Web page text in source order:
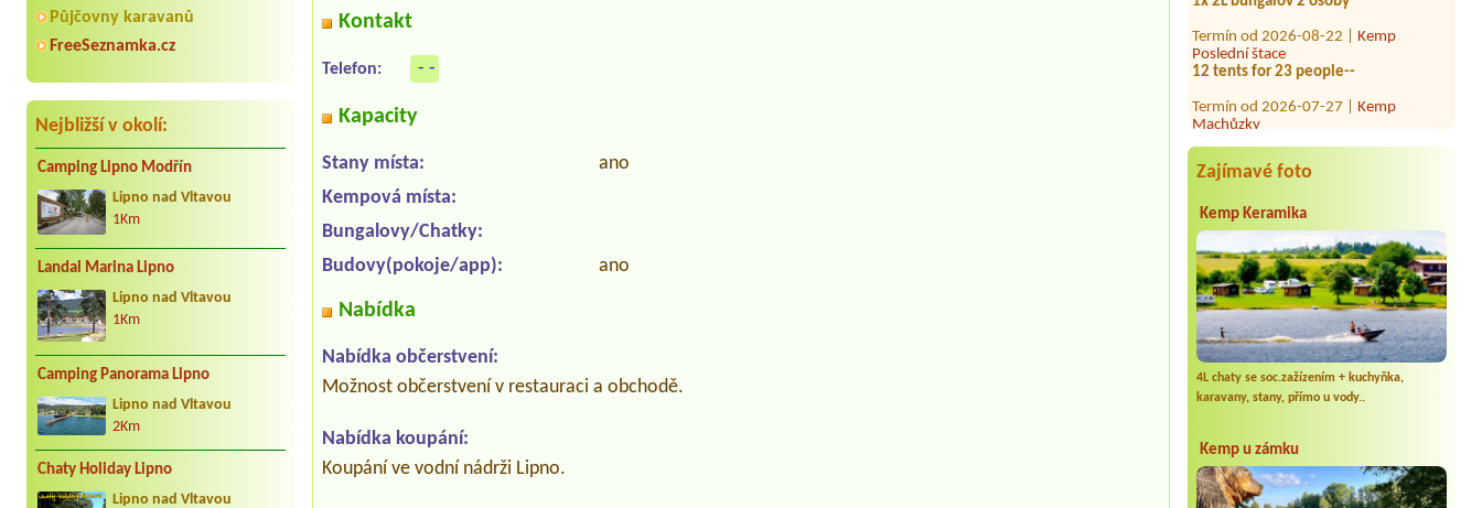
Půjčovny karavanů
FreeSeznamka.cz
Nejbližší v okolí:
Camping Lipno Modřín
Lipno nad Vltavou
1Km
Landal Marina Lipno
Lipno nad Vltavou
1Km
Camping Panorama Lipno
Lipno nad Vltavou
2Km
Chaty Holiday Lipno
Lipno nad Vltavou
Termín od 2026-08-22 |
Poslední štace
12 tents for 23 people--
Termín od 2026-07-27 |
Machůzky
1 místo na stan pro 2 dospělé
Termín od 2026-08-02 |Kemp
Popelíky
3L chatka a 3 osoby, 3L buňka 3 osoby
Termín od 2026-08-07 |
1stan +2osoby+ el. Pripojka
Termín od 2026-07-24 |Camping
Rožnov
Termín od 2027-07-29 |Autokemp
Koryčany
1x6l chatka
Zajímavé foto
Kemp Keramika
4L chaty se soc.zažízením + kuchyňka,
karavany, stany, přímo u vody..
Kemp u zámku
Kontakt
Telefon: - -
Kapacity
Stany místa:
ano
Kempová místa:
Bungalovy/Chatky:
Budovy(pokoje/app):
ano
Nabídka
Nabídka občerstvení:
Možnost občerstvení v restauraci a obchodě.
Nabídka koupání:
Koupání ve vodní nádrži Lipno.